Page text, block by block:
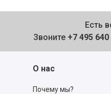
Есть
Звоните +7 495 640
О нас
Почему мы?